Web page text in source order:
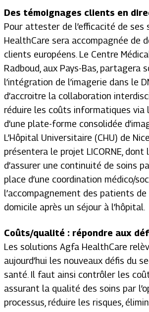
Des témoignages clients en
Pour attester de l’efficacité de ses
HealthCare sera accompagnée de
clients européens. Le Centre
Radboud, aux Pays-Bas, partagera
l’intégration de l’imagerie dans le
d’accroitre la collaboration
réduire les coûts informatiques via
d’une plate-forme consolidée
L’Hôpital Universitaire (CHU) de
présentera le projet LICORNE, dont
d’assurer une continuité de soins
place d’une coordination médico/
l’accompagnement des patients
domicile après un séjour à l’hôpital.
Coûts/qualité : répondre aux
Les solutions Agfa HealthCare
aujourd’hui les nouveaux défis du
santé. Il faut ainsi contrôler les
assurant la qualité des soins par
processus, réduire les risques,